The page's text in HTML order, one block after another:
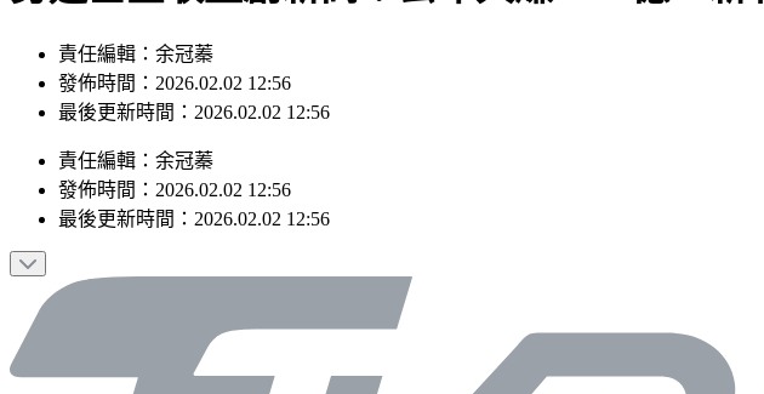
責任編輯：余冠蓁
發佈時間：2026.02.02 12:56
最後更新時間：2026.02.02 12:56
責任編輯 ： 余冠蓁
發佈時間： 2026.02.02 12:56
最後更新時間： 2026.02.02 12:56